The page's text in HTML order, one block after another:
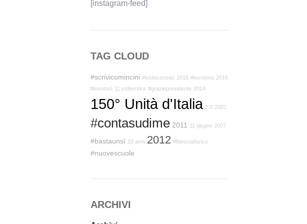
[instagram-feed]
TAG CLOUD
#scrivicomincini #iostoconzac 2015 #iovotono 2016
#iovotosì 11 settembre #graziepresidente 2014
150° Unità d'Italia 2.0 2007
#contasudime 2011 11 giugno 2007
#bastaunsì 10 anni 2012 #fiancoafianco
#nuovescuole
ARCHIVI